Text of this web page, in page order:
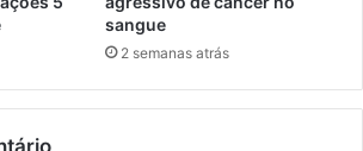
sangue
2 semanas atrás